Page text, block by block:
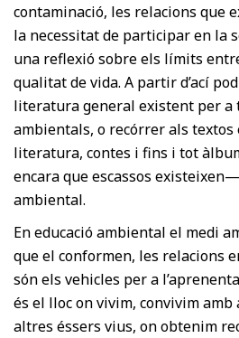
contaminació, les relacions que
la necessitat de participar en la
una reflexió sobre els límits
qualitat de vida. A partir d’ací
literatura general existent per a
ambientals, o recórrer als textos
literatura, contes i fins i tot
encara que escassos
ambiental.
En educació ambiental el medi
que el conformen, les relacions
són els vehicles per a
és el lloc on vivim, convivim
altres éssers vius, on obtenim